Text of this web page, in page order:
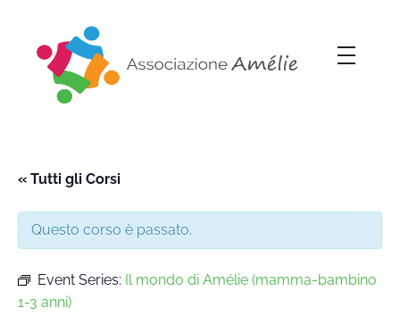
« Tutti gli Corsi
Questo corso è passato.
Event Series: Il mondo di Amélie (mamma-bambino
1-3 anni)